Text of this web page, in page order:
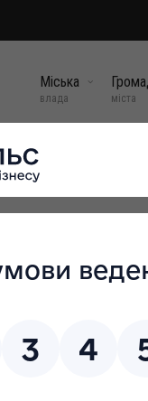
Міська
влада міста
юридичних та
витягів)
у державних органах,
органів та
строків